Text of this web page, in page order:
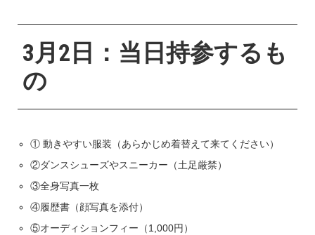
3月2日：当日持参するも
の
① 動きやすい服装（あらかじめ着替えて来てください）
②ダンスシューズやスニーカー（土足厳禁）
③全身写真一枚
④履歴書（顔写真を添付）
⑤オーディションフィー（1,000円）